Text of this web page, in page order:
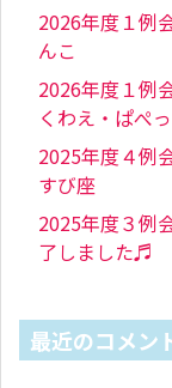
2026年度１例
んこ
2026年度１例
くわえ・ぱぺ
2025年度４例
すび座
2025年度３例
了しました♬
最近のコメン